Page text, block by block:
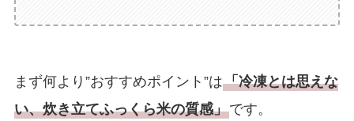
まず何より”おすすめポイント”は「冷凍とは思えな
い、炊き立てふっくら米の質感」です。